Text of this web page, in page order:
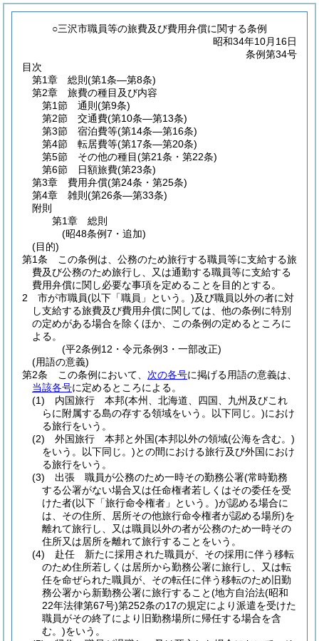
○三沢市職員等の旅費及び費用弁償に関する条例
昭和34年10月16日
条例第34号
目次
第1章
総則 (第1条―第8条)
第2章
旅費の種目及び内容
第1節
通則 (第9条)
第2節
交通費(第10条―第13条)
第3節
宿泊費等(第14条―第16条)
第4節
転居費等(第17条―第20条)
第5節
その他の種目(第21条・第22条)
第6節
日額旅費(第23条)
第3章
費用弁償(第24条・第25条)
第4章
雑則 (第26条―第33条)
附則
第1章
総則
(昭48条例7・追加)
(目的)
第1条
この条例は、公務のため旅行する職員等に支給する旅
費及び公務のため旅行し、又は通勤する職員等に支給する
費用弁償に関し必要な事項を定めることを目的とする。
2
市が市職員(以下「職員」という。)及び職員以外の者に対
し支給する旅費及び費用弁償に関しては、他の条例に特別
の定めがある場合を除くほか、この条例の定めるところに
よる。
(平2条例12・令元条例3・一部改正)
(用語の意義)
第2条
この条例において、 次の各号に掲げる用語の意義は、
当該各号に定めるところによる。
(1)
内国旅行 本邦(本州、北海道、四国、九州及びこれ
らに附属する島の存する領域をいう。以下同じ。)におけ
る旅行をいう。
(2)
外国旅行 本邦と外国(本邦以外の領域(公海を含む。)
をいう。以下同じ。)との間における旅行及び外国におけ
る旅行をいう。
(3)
出張 職員が公務のため一時その勤務公署(常時勤務
する公署がない場合又は任命権者若しくはその委任を受
けた者(以下「旅行命令権者」という。)が認める場合に
は、その住所、居所その他旅行命令権者が認める場所)を
離れて旅行し、又は職員以外の者が公務のため一時その
住所又は居所を離れて旅行することをいう。
(4)
赴任 新たに採用された職員が、その採用に伴う移転
のため住所若しくは居所から勤務公署に旅行し、又は転
任を命ぜられた職員が、その転任に伴う移転のため旧勤
務公署から新勤務公署に旅行すること(地方自治法(昭和
22年法律第67号)第252条の17の規定により派遣を受けた
職員がその終了により旧勤務場所に帰任する場合を含
む。)をいう。